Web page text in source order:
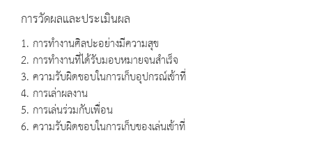
การวัดผลและประเมินผล
1. การทำงานศิลปะอย่างมีความสุข
2. การทำงานที่ได้รับมอบหมายจนสำเร็จ
3. ความรับผิดชอบในการเก็บอุปกรณ์เข้าที่
4. การเล่าผลงาน
5. การเล่นร่วมกับเพื่อน
6. ความรับผิดชอบในการเก็บของเล่นเข้าที่